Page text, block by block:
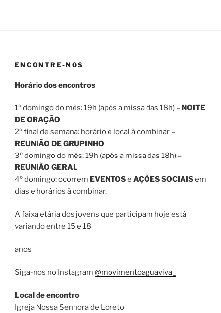
ENCONTRE-NOS
Horário dos encontros
1º domingo do mês: 19h (após a missa das 18h) – NOITE
DE ORAÇÃO
2º final de semana: horário e local à combinar –
REUNIÃO DE GRUPINHO
3º domingo do mês: 19h (após a missa das 18h) –
REUNIÃO GERAL
4º domingo: ocorrem EVENTOSe AÇÕES SOCIAISem
dias e horários à combinar.
A faixa etária dos jovens que participam hoje está
variando entre 15 e 18
anos
Siga-nos no Instagram @movimentoaguaviva_
Local de encontro
Igreja Nossa Senhora de Loreto